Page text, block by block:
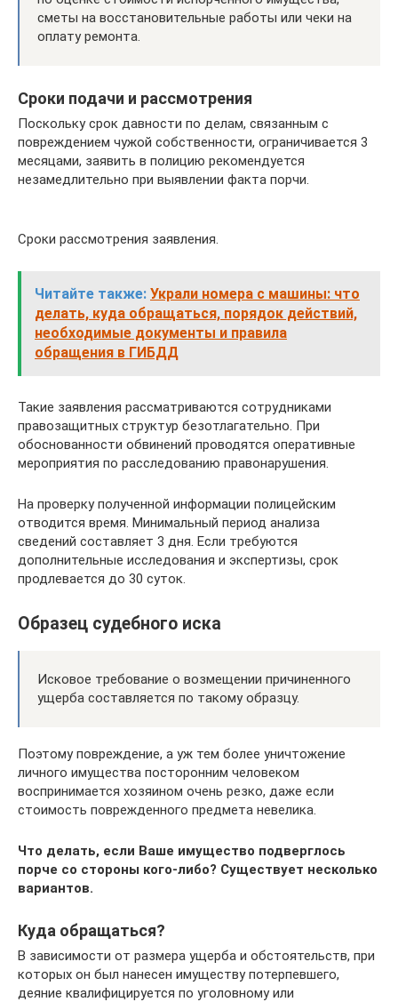
сметы на восстановительные работы или чеки на
оплату ремонта.
Сроки подачи и рассмотрения
Поскольку срок давности по делам, связанным с
повреждением чужой собственности, ограничивается 3
месяцами, заявить в полицию рекомендуется
незамедлительно при выявлении факта порчи.
Сроки рассмотрения заявления.
Читайте также: Украли номера с машины: что
делать, куда обращаться, порядок действий,
необходимые документы и правила
обращения в ГИБДД
Такие заявления рассматриваются сотрудниками
правозащитных структур безотлагательно. При
обоснованности обвинений проводятся оперативные
мероприятия по расследованию правонарушения.
На проверку полученной информации полицейским
отводится время. Минимальный период анализа
сведений составляет 3 дня. Если требуются
дополнительные исследования и экспертизы, срок
продлевается до 30 суток.
Образец судебного иска
Исковое требование о возмещении причиненного
ущерба составляется по такому образцу.
Поэтому повреждение, а уж тем более уничтожение
личного имущества посторонним человеком
воспринимается хозяином очень резко, даже если
стоимость поврежденного предмета невелика.
Что делать, если Ваше имущество подверглось
порче со стороны кого-либо? Существует несколько
вариантов.
Куда обращаться?
В зависимости от размера ущерба и обстоятельств, при
которых он был нанесен имуществу потерпевшего,
деяние квалифицируется по уголовному или